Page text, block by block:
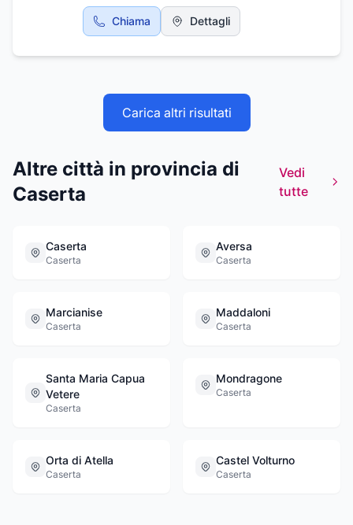
andrea.barricelli@gmail.com /
info@barricelli.eu. Per maggiori informazioni
visitate il nostro sito web all'indirizzo:
www.barricelli.eu.
Chiama Dettagli
Carica altri risultati
Altre città in provincia di
Caserta
Vedi
tutte
Caserta
Caserta
Aversa
Caserta
Marcianise
Caserta
Maddaloni
Caserta
Santa Maria Capua
Vetere
Caserta
Mondragone
Caserta
Orta di Atella
Caserta
Castel Volturno
Caserta